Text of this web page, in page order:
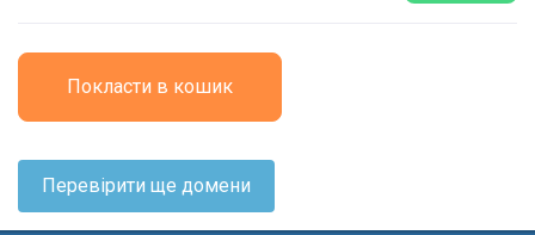
Покласти в кошик
Перевірити ще домени